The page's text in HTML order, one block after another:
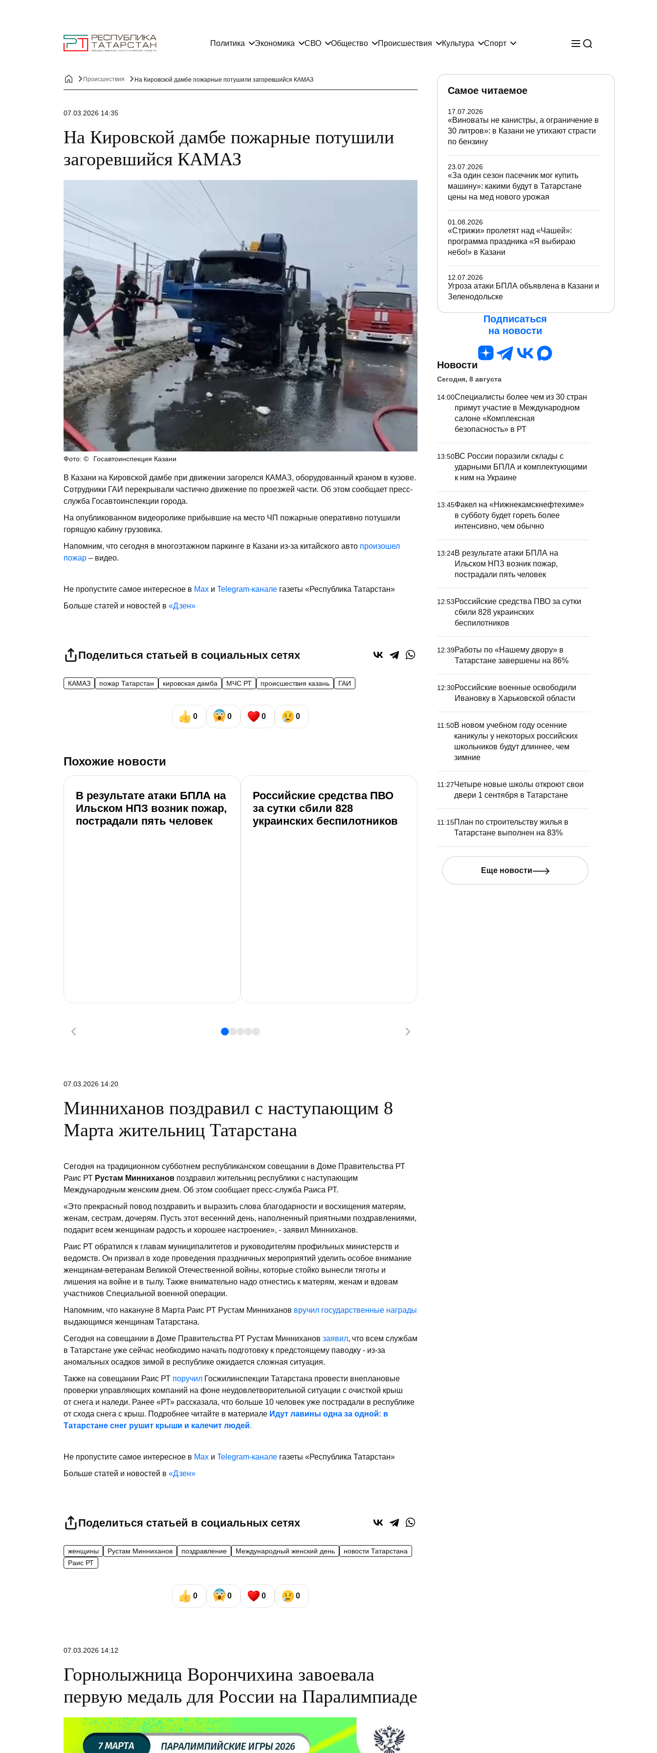
Политика Экономика СВО Общество Происшествия Культура Спорт
Происшествия На Кировской дамбе пожарные потушили загоревшийся КАМАЗ
07.03.2026 14:35
На Кировской дамбе пожарные потушили
загоревшийся КАМАЗ
Госавтоинспекция Казани
В Казани на Кировской дамбе при движении загорелся КАМАЗ, оборудованный краном в кузове.
Сотрудники ГАИ перекрывали частично движение по проезжей части. Об этом сообщает пресс-
служба Госавтоинспекции города.
На опубликованном видеоролике прибывшие на место ЧП пожарные оперативно потушили
горящую кабину грузовика.
Напомним, что сегодня в многоэтажном паркинге в Казани из-за китайского авто произошел
пожар – видео.
Не пропустите самое интересное в Max и Telegram-канале газеты «Республика Татарстан»
Больше статей и новостей в «Дзен»
Поделиться статьей в социальных сетях
КАМАЗ пожар Татарстан кировская дамба МЧС РТ происшествия казань ГАИ
0 0 0 0
Похожие новости
В результате атаки БПЛА на
Ильском НПЗ возник пожар,
пострадали пять человек
Российские средства ПВО
за сутки сбили 828
украинских беспилотников
В Самарской области
украинские БПЛА атаковали
промпредриятие
07.03.2026 14:20
Минниханов поздравил с наступающим 8
Марта жительниц Татарстана
Сегодня на традиционном субботнем республиканском совещании в Доме Правительства РТ
Раис РТ Рустам Минниханов поздравил жительниц республики с наступающим
Международным женским днем. Об этом сообщает пресс-служба Раиса РТ.
«Это прекрасный повод поздравить и выразить слова благодарности и восхищения матерям,
женам, сестрам, дочерям. Пусть этот весенний день, наполненный приятными поздравлениями,
подарит всем женщинам радость и хорошее настроение», - заявил Минниханов.
Раис РТ обратился к главам муниципалитетов и руководителям профильных министерств и
ведомств. Он призвал в ходе проведения праздничных мероприятий уделить особое внимание
женщинам-ветеранам Великой Отечественной войны, которые стойко вынесли тяготы и
лишения на войне и в тылу. Также внимательно надо отнестись к матерям, женам и вдовам
участников Специальной военной операции.
Напомним, что накануне 8 Марта Раис РТ Рустам Минниханов вручил государственные награды
выдающимся женщинам Татарстана.
Сегодня на совещании в Доме Правительства РТ Рустам Минниханов заявил, что всем службам
в Татарстане уже сейчас необходимо начать подготовку к предстоящему паводку - из-за
аномальных осадков зимой в республике ожидается сложная ситуация.
Также на совещании Раис РТ поручил Госжилинспекции Татарстана провести внеплановые
проверки управляющих компаний на фоне неудовлетворительной ситуации с очисткой крыш
от снега и наледи. Ранее «РТ» рассказала, что больше 10 человек уже пострадали в республике
от схода снега с крыш. Подробнее читайте в материале Идут лавины одна за одной: в
Татарстане снег рушит крыши и калечит людей.
Не пропустите самое интересное в Max и Telegram-канале газеты «Республика Татарстан»
Больше статей и новостей в «Дзен»
Поделиться статьей в социальных сетях
женщины Рустам Минниханов поздравление Международный женский день
новости Татарстана
Раис РТ
0 0 0 0
07.03.2026 14:12
Горнолыжница Ворончихина завоевала
первую медаль для России на Паралимпиаде
Самое читаемое
17.07.2026
«Виноваты не канистры, а ограничение в
30 литров»: в Казани не утихают страсти
по бензину
23.07.2026
«За один сезон пасечник мог купить
машину»: какими будут в Татарстане
цены на мед нового урожая
01.08.2026
«Стрижи» пролетят над «Чашей»:
программа праздника «Я выбираю
небо!» в Казани
12.07.2026
Угроза атаки БПЛА объявлена в Казани и
Зеленодольске
Подписаться
на новости
Новости
Сегодня, 8 августа
14:00Специалисты более чем из 30 стран
примут участие в Международном
салоне «Комплексная
безопасность» в РТ
13:50ВС России поразили склады с
ударными БПЛА и комплектующими
к ним на Украине
13:45Факел на «Нижнекамскнефтехиме»
в субботу будет гореть более
интенсивно, чем обычно
13:24В результате атаки БПЛА на
Ильском НПЗ возник пожар,
пострадали пять человек
12:53Российские средства ПВО за сутки
сбили 828 украинских
беспилотников
12:39Работы по «Нашему двору» в
Татарстане завершены на 86%
12:30Российские военные освободили
Ивановку в Харьковской области
11:50В новом учебном году осенние
каникулы у некоторых российских
школьников будут длиннее, чем
зимние
11:27Четыре новые школы откроют свои
двери 1 сентября в Татарстане
11:15План по строительству жилья в
Татарстане выполнен на 83%
Еще новости